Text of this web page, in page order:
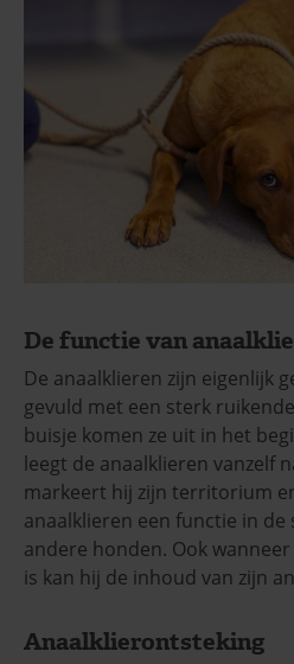
De functie van
De anaalklieren zijn eigenlijk
gevuld met een sterk
buisje komen ze uit in het
leegt de anaalklieren vanzelf
markeert hij zijn territorium
anaalklieren een functie in de
andere honden. Ook
is kan hij de inhoud van zijn
Anaalklierontsteking